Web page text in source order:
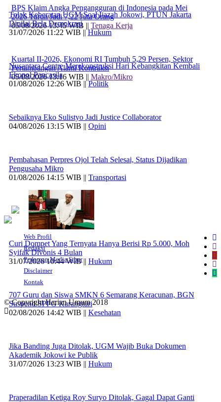
BPS Klaim Angka Pengangguran di Indonesia pada Mei
2026 Turun Jadi 7,22 Juta Orang
05/08/2026 13:45 WIB || Tenaga Kerja
Kuartal II-2026, Ekonomi RI Tumbuh 5,29 Persen, Sektor
Pertambangan Alami Kontraksi
05/08/2026 13:16 WIB || Makro/Mikro
Tolak Keberatan UGM Soal Ijazah Jokowi, PTUN Jakarta
Dinilai Bela Demokrasi
31/07/2026 11:22 WIB ||Hukum
Nusantara Centre Merekonstruksi Hari Kebangkitan Kembali
Ekopol Pancasila
01/08/2026 12:26 WIB ||Politik
Sebaiknya Eko Sulistyo Jadi Justice Collaborator
04/08/2026 13:15 WIB || Opini
Pembahasan Perpres Ojol Telah Selesai, Status Dijadikan
Pengusaha Mikro
01/08/2026 14:15 WIB || Transportasi
Curi Dompet Yang Ternyata Hanya Berisi Rp 5.000, Moh
Syifak Divonis 4 Bulan
31/07/2026 10:44 WIB || Hukum
707 Guru dan Siswa SMKN 6 Semarang Keracunan, BGN
Suspend SPPG Karangturi
02/08/2026 14:42 WIB || Kesehatan
Jika Banding Juga Ditolak, UGM Wajib Buka Dokumen
Akademik Jokowi ke Publik
31/07/2026 13:23 WIB || Hukum
Praperadilan Ketiga Roy Suryo Ditolak, Gagal Dapat Ganti
Web Profil
Redaksi
Pedoman Media Siber
Disclaimer
Kontak
© Copyright Harian Umum 2018